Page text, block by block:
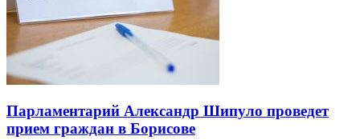
Парламентарий Александр Шипуло проведет
прием граждан в Борисове